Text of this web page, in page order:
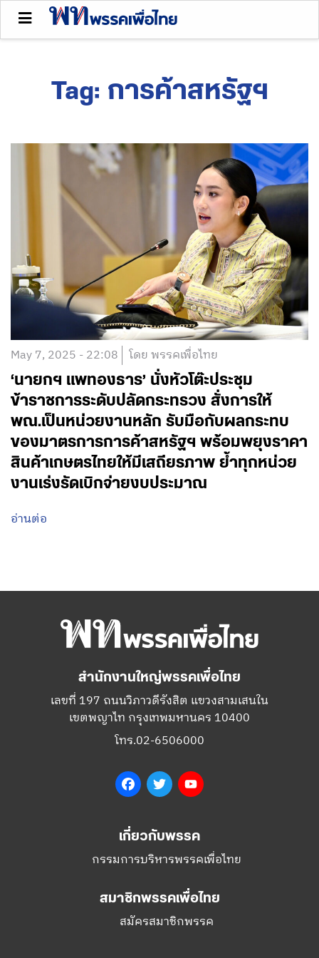
Tag: การค้าสหรัฐฯ
May 7, 2025 - 22:08 โดย พรรคเพื่อไทย
‘นายกฯ แพทองธาร’ นั่งหัวโต๊ะประชุม
ข้าราชการระดับปลัดกระทรวง สั่งการให้
พณ.เป็นหน่วยงานหลัก รับมือกับผลกระทบ
ของมาตรการการค้าสหรัฐฯ พร้อมพยุงราคา
สินค้าเกษตรไทยให้มีเสถียรภาพ ย้ำทุกหน่วย
งานเร่งรัดเบิกจ่ายงบประมาณ
อ่านต่อ
สำนักงานใหญ่พรรคเพื่อไทย
เลขที่ 197 ถนนวิภาวดีรังสิต แขวงสามเสนใน
เขตพญาไท กรุงเทพมหานคร 10400
โทร.02-6506000
FacebookTwitter
เกี่ยวกับพรรค
กรรมการบริหารพรรคเพื่อไทย
สมาชิกพรรคเพื่อไทย
สมัครสมาชิกพรรค